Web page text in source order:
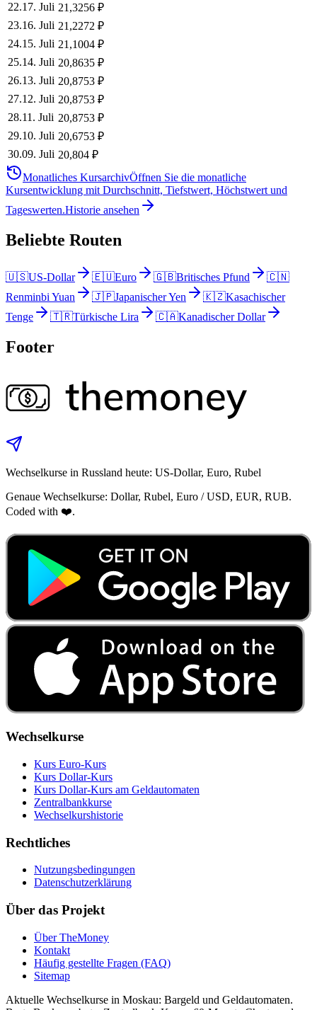
22.17. Juli 21,3256 ₽
23.16. Juli 21,2272 ₽
24.15. Juli 21,1004 ₽
25.14. Juli 20,8635 ₽
26.13. Juli 20,8753 ₽
27.12. Juli 20,8753 ₽
28.11. Juli 20,8753 ₽
29.10. Juli 20,6753 ₽
30.09. Juli 20,804 ₽
Monatliches KursarchivÖffnen Sie die monatliche
Kursentwicklung mit Durchschnitt, Tiefstwert, Höchstwert und
Tageswerten.Historie ansehen
Beliebte Routen
🇺🇸US-Dollar 🇪🇺Euro 🇬🇧Britisches Pfund
🇨🇳
Renminbi Yuan
🇯🇵Japanischer Yen 🇰🇿Kasachischer
Tenge
🇹🇷Türkische Lira 🇨🇦Kanadischer Dollar
Footer
Wechselkurse in Russland heute: US-Dollar, Euro, Rubel
Genaue Wechselkurse: Dollar, Rubel, Euro / USD, EUR, RUB.
Coded with ❤️.
Wechselkurse
Kurs Euro-Kurs
Kurs Dollar-Kurs
Kurs Dollar-Kurs am Geldautomaten
Zentralbankkurse
Wechselkurshistorie
Rechtliches
Nutzungsbedingungen
Datenschutzerklärung
Über das Projekt
Über TheMoney
Kontakt
Häufig gestellte Fragen (FAQ)
Sitemap
Aktuelle Wechselkurse in Moskau: Bargeld und Geldautomaten.